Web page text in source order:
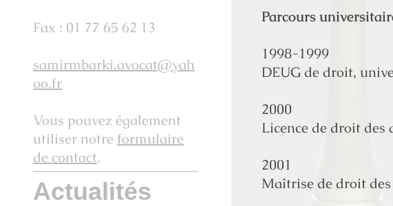
Parcours
1998-1999
DEUG de droit,
2000
Licence de droit des
2001
Maîtrise de droit
Fax : 01 77 65 62 13
samirmbarki.avocat@yah
oo.fr
Vous pouvez également
utiliser notre formulaire
de contact.
Actualités